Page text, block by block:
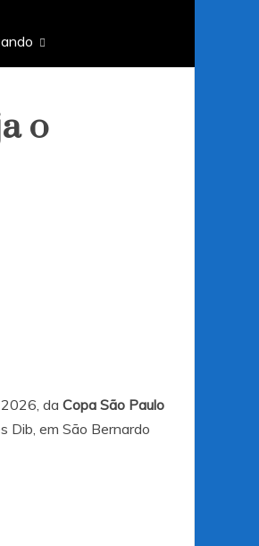
o
da Copa São Paulo
Dib, em São Bernardo